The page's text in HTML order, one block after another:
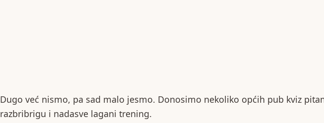
Dugo već nismo, pa sad malo jesmo. Donosimo nekoliko općih pub kviz
razbribrigu i nadasve lagani trening.